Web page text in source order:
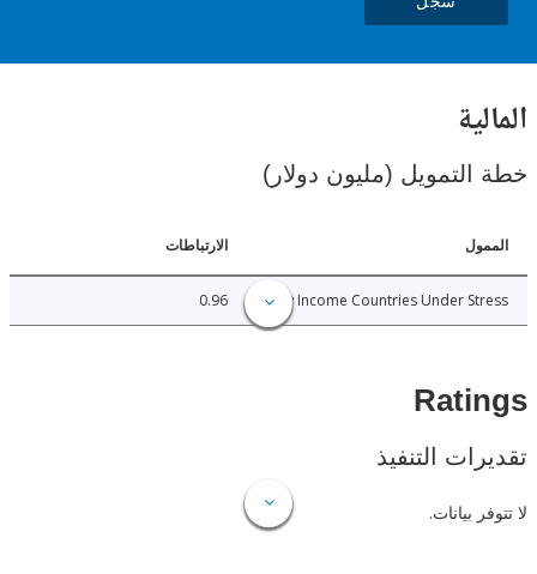
(مليون دولار)
الارتباطات
Low Income Countries Under
0.96
التنفيذ
بيانات.